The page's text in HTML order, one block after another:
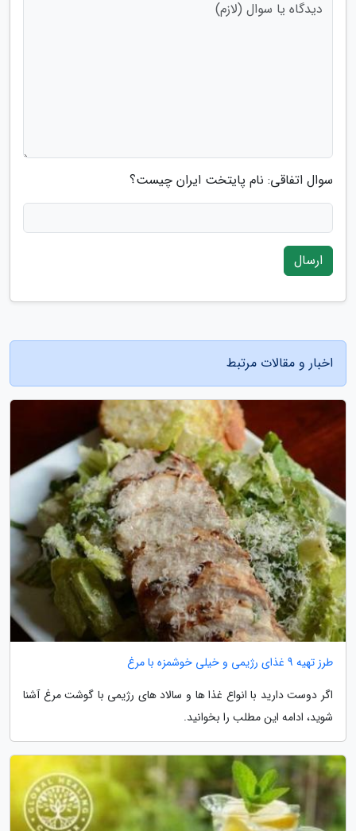
سوال اتفاقی: نام پایتخت ایران چیست؟
ارسال
اخبار و مقالات مرتبط
طرز تهیه 9 غذای رژیمی و خیلی خوشمزه با مرغ
اگر دوست دارید با انواع غذا ها و سالاد های رژیمی با گوشت مرغ آشنا
شوید، ادامه این مطلب را بخوانید.